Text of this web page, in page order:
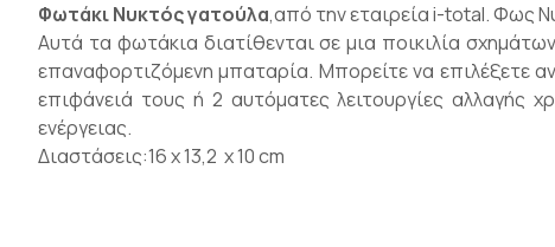
Φωτάκι Νυκτός γατούλα,από την εταιρεία i-total. Φως
Αυτά τα φωτάκια διατίθενται σε μια ποικιλία
επαναφορτιζόμενη μπαταρία. Μπορείτε να επιλέξετε
επιφάνειά τους ή 2 αυτόματες λειτουργίες αλλαγής
ενέργειας.
Διαστάσεις:16 x 13,2 x 10 cm